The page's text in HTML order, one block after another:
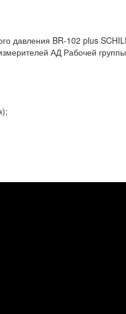
давления BR-102 plus
АД Рабочей